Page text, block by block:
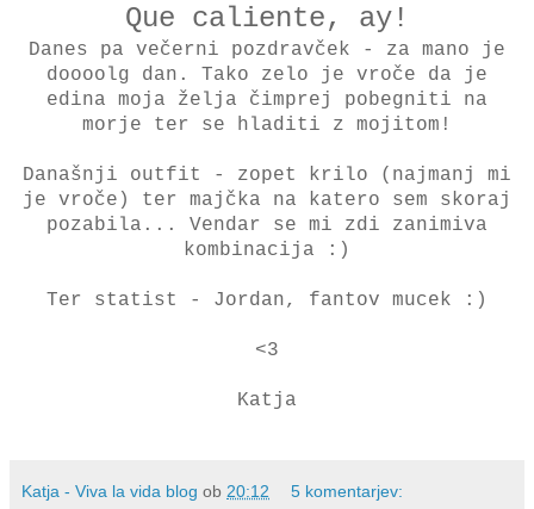
Que caliente, ay!
Danes pa večerni pozdravček - za mano je
doooolg dan. Tako zelo je vroče da je
edina moja želja čimprej pobegniti na
morje ter se hladiti z mojitom!
Današnji outfit - zopet krilo (najmanj mi
je vroče) ter majčka na katero sem skoraj
pozabila... Vendar se mi zdi zanimiva
kombinacija :)
Ter statist - Jordan, fantov mucek :)
<3
Katja
Katja - Viva la vida blog ob 20:12 5 komentarjev: